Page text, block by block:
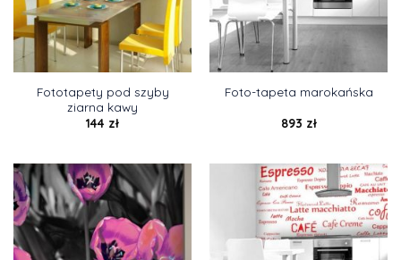
Fototapety pod szyby
ziarna kawy
144 zł
Foto-tapeta marokańska
893 zł